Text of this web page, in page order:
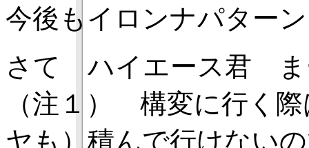
今後もイロンナパター
さて ハイエース君 ま
（注１） 構変に行く
ヤも）積んで行けない